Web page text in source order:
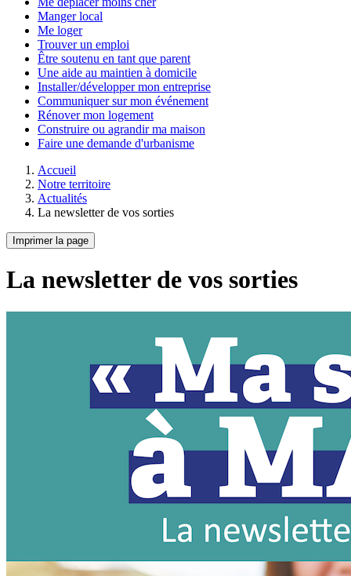
Manger local
Me loger
Trouver un emploi
Être soutenu en tant que parent
Une aide au maintien à domicile
Installer/développer mon entreprise
Communiquer sur mon événement
Rénover mon logement
Construire ou agrandir ma maison
Faire une demande d'urbanisme
Accueil
Notre territoire
Actualités
La newsletter de vos sorties
Imprimer la page
La newsletter de vos sorties